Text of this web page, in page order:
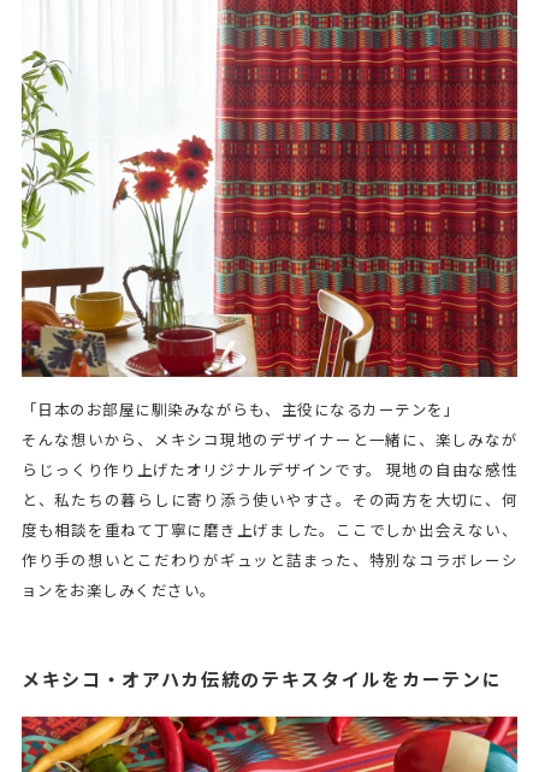
「日本のお部屋に馴染みながらも、主役になるカーテンを」
そんな想いから、メキシコ現地のデザイナーと一緒に、楽しみなが
らじっくり作り上げたオリジナルデザインです。 現地の自由な感性
と、私たちの暮らしに寄り添う使いやすさ。その両方を大切に、何
度も相談を重ねて丁寧に磨き上げました。ここでしか出会えない、
作り手の想いとこだわりがギュッと詰まった、特別なコラボレーシ
ョンをお楽しみください。
メキシコ・オアハカ伝統のテキスタイルをカーテンに